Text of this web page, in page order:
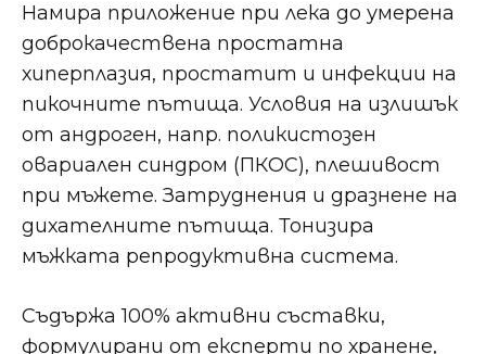
Намира приложение при лека до умерена
доброкачествена простатна
хиперплазия, простатит и инфекции на
пикочните пътища. Условия на излишък
от андроген, напр. поликистозен
овариален синдром (ПКОС), плешивост
при мъжете. Затруднения и дразнене на
дихателните пътища. Тонизира
мъжката репродуктивна система.
Съдържа 100% активни съставки,
формулирани от експерти по хранене,